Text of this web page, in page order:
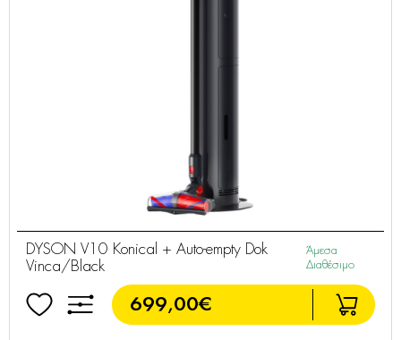
DYSON V10 Konical + Auto-empty Dok
Vinca/Black
Άμεσα
Διαθέσιμο
699,00€